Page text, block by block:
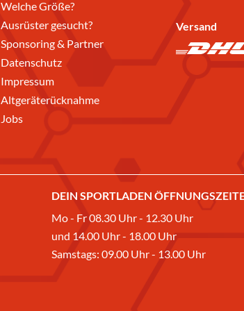
Welche Größe?
Ausrüster gesucht?
Sponsoring & Partner
Datenschutz
Impressum
Altgeräterücknahme
Jobs
Versand
DEIN SPORTLADEN
Mo - Fr 08.30 Uhr - 12.30 Uhr
und 14.00 Uhr - 18.00 Uhr
Samstags: 09.00 Uhr - 13.00 Uhr